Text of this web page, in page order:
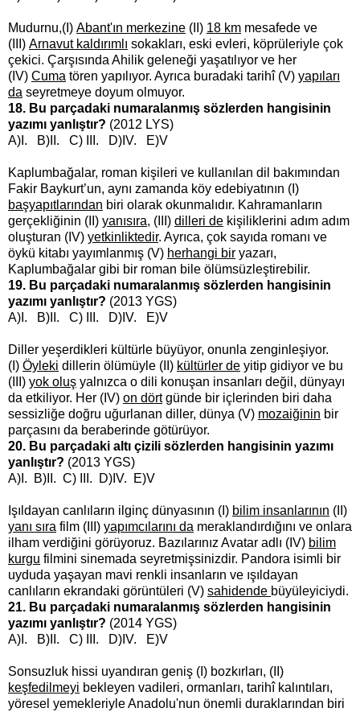
Mudurnu,(I) Abant'ın merkezine (II) 18 km mesafede ve
(III) Arnavut kaldırımlı sokakları, eski evleri, köprüleriyle çok
çekici. Çarşısında Ahilik geleneği yaşatılıyor ve her
(IV) Cuma tören yapılıyor. Ayrıca buradaki tarihî (V) yapıları
da seyretmeye doyum olmuyor.
18. Bu parçadaki numaralanmış sözlerden hangisinin
yazımı yanlıştır? (2012 LYS)
A)I. B)II. C) III. D)IV. E)V
Kaplumbağalar, roman kişileri ve kullanılan dil bakımından
Fakir Baykurt’un, aynı zamanda köy edebiyatının (I)
başyapıtlarından biri olarak okunmalıdır. Kahramanların
gerçekliğinin (II) yanısıra, (III) dilleri de kişiliklerini adım adım
oluşturan (IV) yetkinliktedir. Ayrıca, çok sayıda romanı ve
öykü kitabı yayımlanmış (V) herhangi bir yazarı,
Kaplumbağalar gibi bir roman bile ölümsüzleştirebilir.
19. Bu parçadaki numaralanmış sözlerden hangisinin
yazımı yanlıştır? (2013 YGS)
A)I. B)II. C) III. D)IV. E)V
Diller yeşerdikleri kültürle büyüyor, onunla zenginleşiyor.
(I) Öyleki dillerin ölümüyle (II) kültürler de yitip gidiyor ve bu
(III) yok oluş yalnızca o dili konuşan insanları değil, dünyayı
da etkiliyor. Her (IV) on dörtgünde bir içlerinden biri daha
sessizliğe doğru uğurlanan diller, dünya (V) mozaiğinin bir
parçasını da beraberinde götürüyor.
20. Bu parçadaki altı çizili sözlerden hangisinin yazımı
yanlıştır? (2013 YGS)
A)I. B)II. C) III. D)IV. E)V
Işıldayan canlıların ilginç dünyasının (I) bilim insanlarının (II)
yanı sıra film (III) yapımcılarını da meraklandırdığını ve onlara
ilham verdiğini görüyoruz. Bazılarınız Avatar adlı (IV) bilim
kurgu filmini sinemada seyretmişsinizdir. Pandora isimli bir
uyduda yaşayan mavi renkli insanların ve ışıldayan
canlıların ekrandaki görüntüleri (V) sahidende büyüleyiciydi.
21. Bu parçadaki numaralanmış sözlerden hangisinin
yazımı yanlıştır? (2014 YGS)
A)I. B)II. C) III. D)IV. E)V
Sonsuzluk hissi uyandıran geniş (I) bozkırları, (II)
keşfedilmeyi bekleyen vadileri, ormanları, tarihî kalıntıları,
yöresel yemekleriyle Anadolu'nun önemli duraklarından biri